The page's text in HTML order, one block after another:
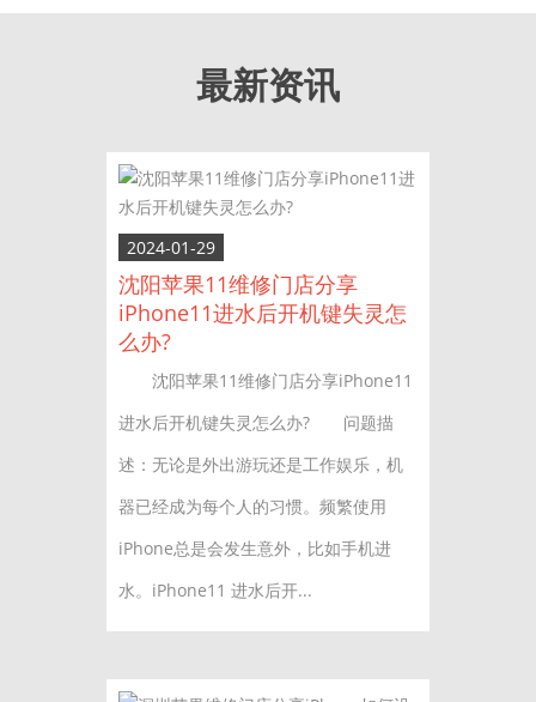
最新资讯
2024-01-29
沈阳苹果11维修门店分享
iPhone11进水后开机键失灵怎
么办?
沈阳苹果11维修门店分享iPhone11
进水后开机键失灵怎么办? 问题描
述：无论是外出游玩还是工作娱乐，机
器已经成为每个人的习惯。频繁使用
iPhone总是会发生意外，比如手机进
水。iPhone11 进水后开...